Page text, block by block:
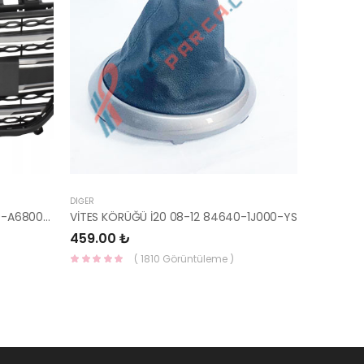
PANJUR İ30 2015- KOMPLE 86350-A6800-YS
DIĞER
VİTES KÖRÜĞÜ İ20 08-12 84640-1J000-YS
459.00 ₺
( 1810 Görüntüleme )